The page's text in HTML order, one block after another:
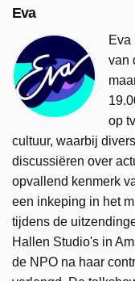
Eva
Eva
van
op
cultuur, waarbij
discussiëren over
opvallend kenmerk
een inkeping in het
tijdens de
Hallen Studio's in
de NPO na haar